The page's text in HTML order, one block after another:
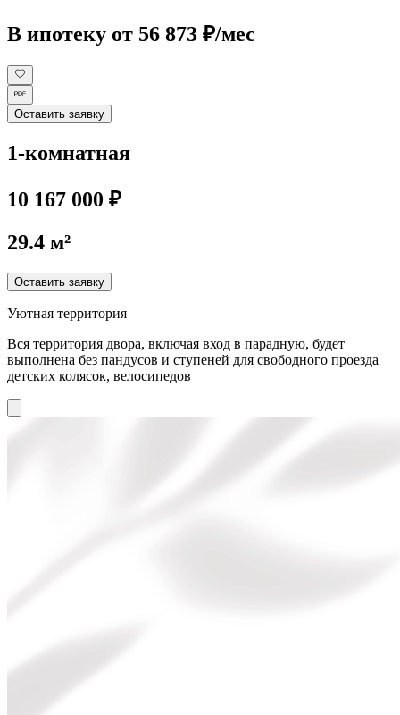
В ипотеку от 56 873 ₽/мес
Оставить заявку
1-комнатная
10 167 000 ₽
29.4 м²
Оставить заявку
Уютная территория
Вся территория двора, включая вход в парадную, будет
выполнена без пандусов и ступеней для свободного проезда
детских колясок, велосипедов